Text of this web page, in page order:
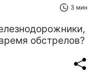
3 мин
обстрелов?